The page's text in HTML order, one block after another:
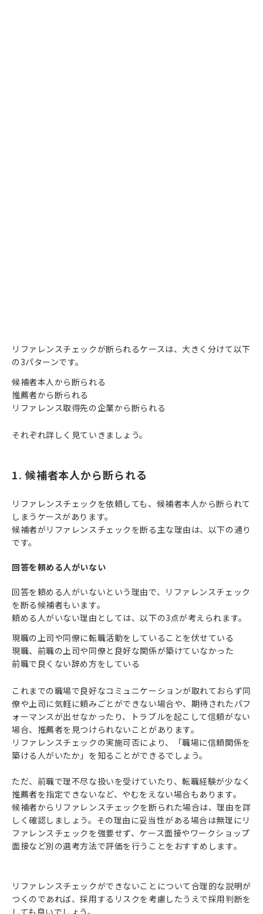
リファレンスチェックが断られるケースは、大きく分けて以下
の3パターンです。
候補者本人から断られる
推薦者から断られる
リファレンス取得先の企業から断られる
それぞれ詳しく見ていきましょう。
1. 候補者本人から断られる
リファレンスチェックを依頼しても、候補者本人から断られて
しまうケースがあります。
候補者がリファレンスチェックを断る主な理由は、以下の通り
です。
回答を頼める人がいない
回答を頼める人がいないという理由で、リファレンスチェック
を断る候補者もいます。
頼める人がいない理由としては、以下の3点が考えられます。
現職の上司や同僚に転職活動をしていることを伏せている
現職、前職の上司や同僚と良好な関係が築けていなかった
前職で良くない辞め方をしている
これまでの職場で良好なコミュニケーションが取れておらず同
僚や上司に気軽に頼みごとができない場合や、期待されたパフ
ォーマンスが出せなかったり、トラブルを起こして信頼がない
場合、推薦者を見つけられないことがあります。
リファレンスチェックの実施可否により、「職場に信頼関係を
築ける人がいたか」を知ることができるでしょう。
ただ、前職で理不尽な扱いを受けていたり、転職経験が少なく
推薦者を指定できないなど、やむをえない場合もあります。
候補者からリファレンスチェックを断られた場合は、理由を詳
しく確認しましょう。その理由に妥当性がある場合は無理にリ
ファレンスチェックを強要せず、ケース面接やワークショップ
面接など別の選考方法で評価を行うことをおすすめします。
リファレンスチェックができないことについて合理的な説明が
つくのであれば、採用するリスクを考慮したうえで採用判断を
しても良いでしょう。